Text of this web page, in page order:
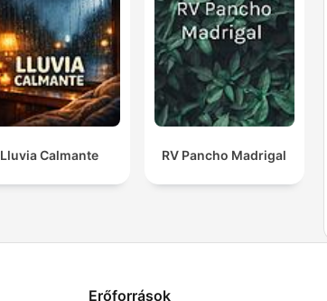
Lluvia Calmante RV Pancho Madrigal
Erőforrások